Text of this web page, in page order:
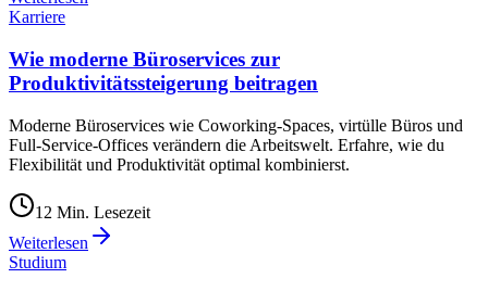
Karriere
Wie moderne Büroservices zur
Produktivitätssteigerung beitragen
Moderne Büroservices wie Coworking-Spaces, virtülle Büros und
Full-Service-Offices verändern die Arbeitswelt. Erfahre, wie du
Flexibilität und Produktivität optimal kombinierst.
12 Min. Lesezeit
Weiterlesen
Studium